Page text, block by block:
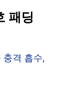
패딩
격 흡수,